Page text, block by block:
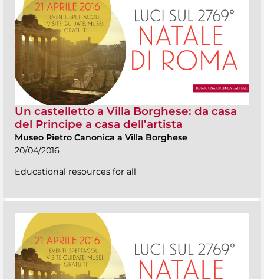
Un castelletto a Villa Borghese: da casa
del Principe a casa dell’artista
Museo Pietro Canonica a Villa Borghese
20/04/2016
Educational resources for all